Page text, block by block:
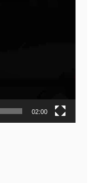
02:00